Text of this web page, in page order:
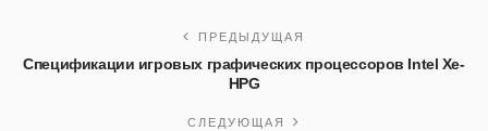
ПРЕДЫДУЩАЯ
Спецификации игровых графических процессоров Intel Xe-
HPG
СЛЕДУЮЩАЯ